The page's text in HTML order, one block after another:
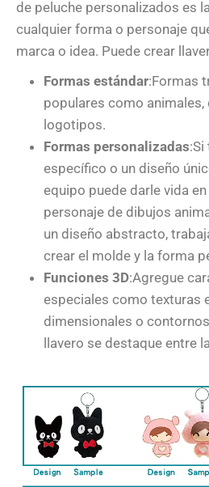
de peluche personalizados es
cualquier forma o personaje
marca o idea. Puede crear
Formas estándar:Formas
populares como
logotipos.
Formas personalizadas:Si
específico o un diseño
equipo puede darle vida
personaje de dibujos
un diseño abstracto,
crear el molde y la forma
Funciones 3D:Agregue
especiales como texturas
dimensionales o
llavero se destaque entre